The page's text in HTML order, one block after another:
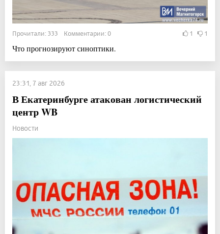
Прочитали: 333 Комментарии: 0 1 1
Что прогнозируют синоптики.
23:31, 7 авг 2026
В Екатеринбурге атакован логистический
центр WB
Новости